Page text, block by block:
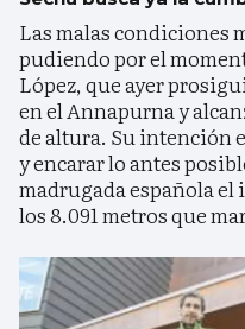
Las malas condiciones
pudiendo por el
López, que ayer
en el Annapurna y
de altura. Su intención
y encarar lo antes
madrugada española
los 8.091 metros que